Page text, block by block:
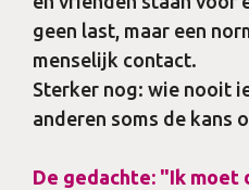
geen last, maar een
menselijk contact.
Sterker nog: wie nooit
anderen soms de kans
De gedachte: "Ik moet